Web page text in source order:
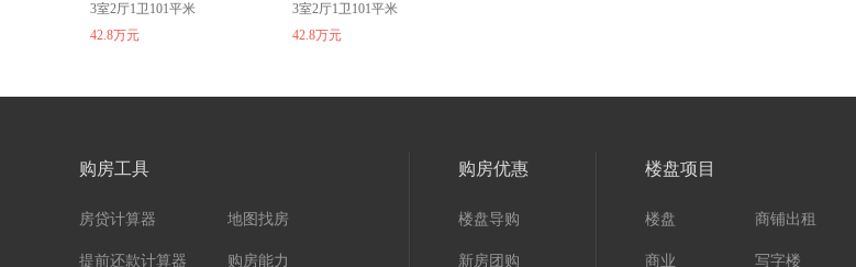
卫
3室2厅1卫101平米
42.8万元
卫中
3室2厅1卫101平米
42.8万元
购房工具
房贷计算器 地图找房
提前还款计算器 购房能力
购房优惠
楼盘导购
新房团购
楼盘项目
楼盘 商铺出租
商业 写字楼